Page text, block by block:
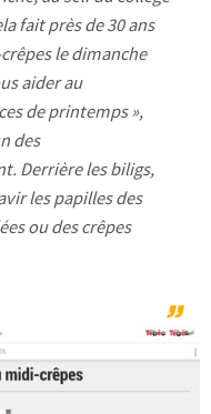
fait près de 30 ans
le dimanche
aider au
de printemps »,
des
Derrière les biligs,
les papilles des
ou des crêpes